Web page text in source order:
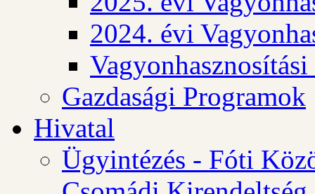
2024. évi
Gazdasági Programok
Hivatal
Ügyintézés - Fóti